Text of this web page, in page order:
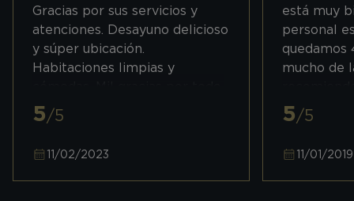
Gracias por sus servicios y
atenciones. Desayuno delicioso
y súper ubicación.
Habitaciones limpias y
pronto volveremos para
visitarlos
5/5
11/02/2023
está muy
personal
quedamos
mucho de
5/5
11/01/2019